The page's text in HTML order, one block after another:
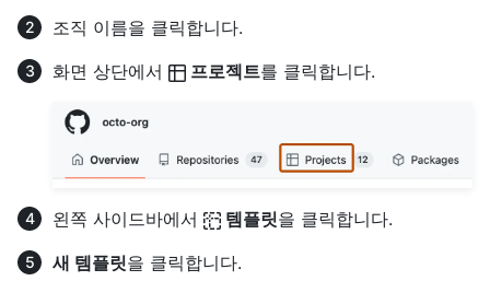
조직 이름을 클릭합니다.
화면 상단에서
프로젝트를 클릭합니다.
왼쪽 사이드바에서 템플릿을 클릭합니다.
새 템플릿을 클릭합니다.